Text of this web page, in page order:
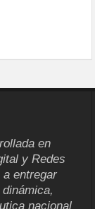
en
y Redes
entregar
nacional